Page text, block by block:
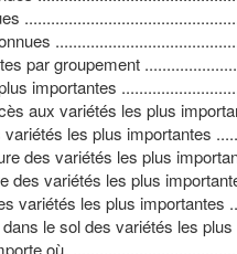
par groupement
importantes
aux variétés les plus
les plus importantes
des variétés les plus
des variétés les plus
variétés les plus importantes
le sol des variétés les
où.